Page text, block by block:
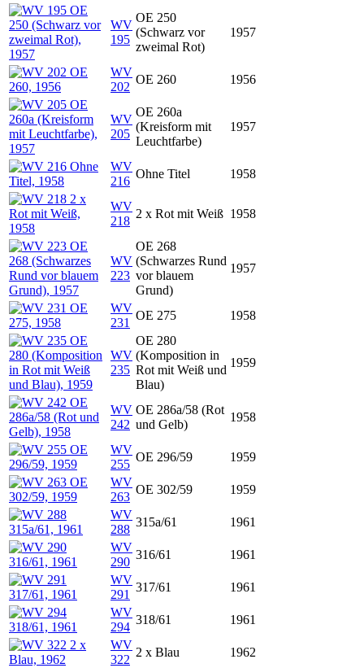
WV
195
OE 250
(Schwarz vor
zweimal Rot)
1957
WV
202
OE 260 1956
WV
205
OE 260a
(Kreisform mit
Leuchtfarbe)
1957
WV
216
Ohne Titel 1958
WV
218
2 x Rot mit Weiß 1958
WV
223
OE 268
(Schwarzes Rund
vor blauem
Grund)
1957
WV
231
OE 275 1958
WV
235
OE 280
(Komposition in
Rot mit Weiß und
Blau)
1959
WV
242
OE 286a/58 (Rot
und Gelb)
1958
WV
255
OE 296/59
1959
WV
263
OE 302/59
1959
WV
288
315a/61
1961
WV
290
316/61
1961
WV
291
317/61
1961
WV
294
318/61
1961
WV
322
2 x Blau 1962